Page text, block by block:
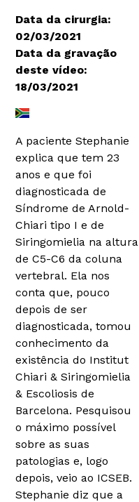
Data da cirurgia:
02/03/2021
Data da gravação
deste vídeo:
18/03/2021
A paciente Stephanie
explica que tem 23
anos e que foi
diagnosticada de
Síndrome de Arnold-
Chiari tipo I e de
Siringomielia na altura
de C5-C6 da coluna
vertebral. Ela nos
conta que, pouco
depois de ser
diagnosticada, tomou
conhecimento da
existência do Institut
Chiari & Siringomielia
& Escoliosis de
Barcelona. Pesquisou
o máximo possível
sobre as suas
patologias e, logo
depois, veio ao ICSEB.
Stephanie diz que a